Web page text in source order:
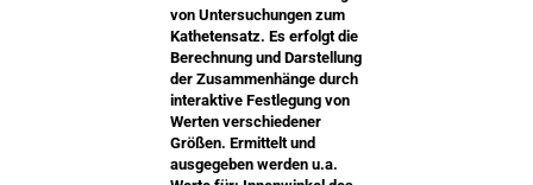
von Untersuchungen zum
Kathetensatz. Es erfolgt die
Berechnung und Darstellung
der Zusammenhänge durch
interaktive Festlegung von
Werten verschiedener
Größen. Ermittelt und
ausgegeben werden u.a.